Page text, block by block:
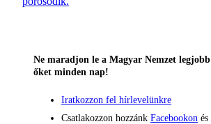
Ne maradjon le a Magyar Nemzet
őket minden nap!
Iratkozzon fel hírlevelünkre
Csatlakozzon hozzánk Facebookon és